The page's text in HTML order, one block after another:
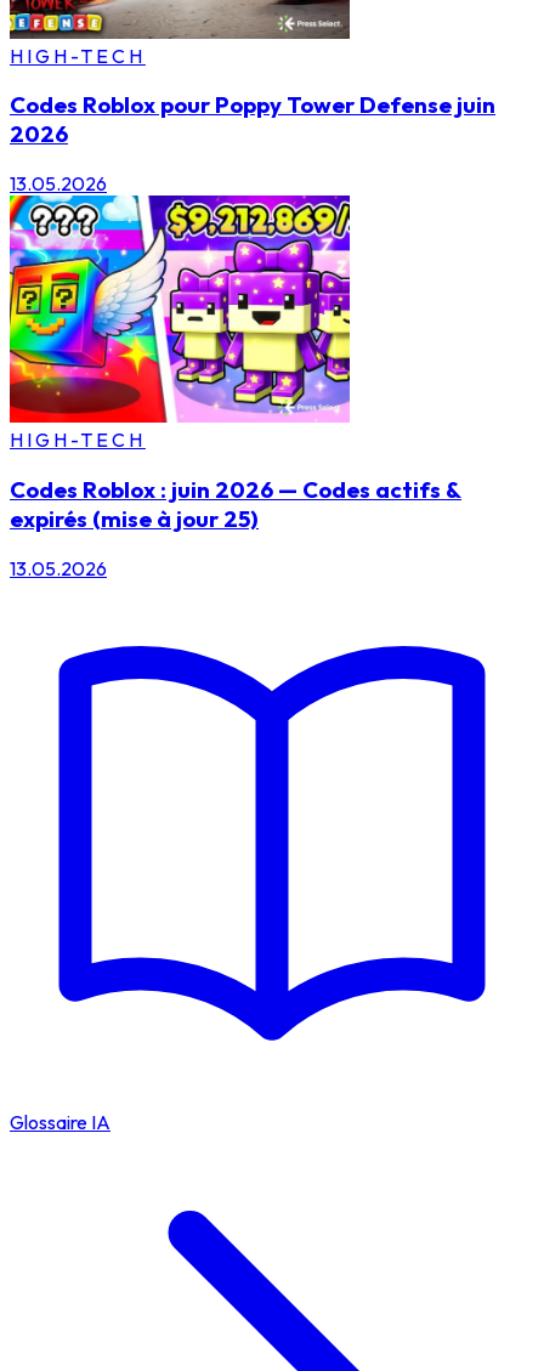
HIGH-TECH
Codes Roblox pour Poppy Tower Defense juin
2026
13.05.2026
HIGH-TECH
Codes Roblox : juin 2026 — Codes actifs &
expirés (mise à jour 25)
13.05.2026
Glossaire IA